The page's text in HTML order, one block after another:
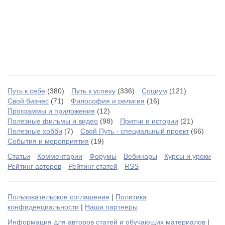
Путь к себе (380) Путь к успеху (336) Социум (121)
Свой бизнес (71) Философия и религия (16)
Программы и приложения (12)
Полезные фильмы и видео (98) Притчи и истории (21)
Полезные хобби (7) Свой Путь - специальный проект(66)
События и мероприятия (19)
Статьи
Комментарии Форумы Вебинары
Курсы и уроки
Рейтинг авторов
Рейтинг статей RSS
Пользовательское соглашение | Политика
конфиденциальности | Наши партнеры
Информация для авторов статей и обучающих материалов |